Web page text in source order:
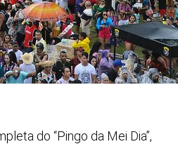
do “Pingo da Mei Dia”,